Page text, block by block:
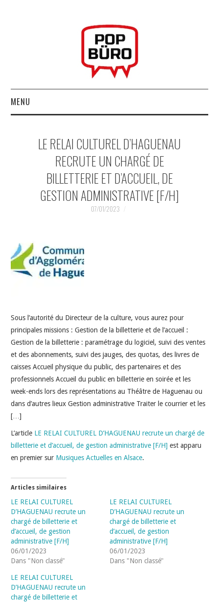
MENU
MUSIQUESACTUELLES.NET
GABBA GABBA HEY !
LES LABELS
DOKO
LE RELAI CULTUREL D’HAGUENAU
RECRUTE UN CHARGÉ DE
BILLETTERIE ET D’ACCUEIL, DE
GESTION ADMINISTRATIVE [F/H]
07/01/2023
Sous l’autorité du Directeur de la culture, vous aurez pour
principales missions : Gestion de la billetterie et de l’accueil :
Gestion de la billetterie : paramétrage du logiciel, suivi des ventes
et des abonnements, suivi des jauges, des quotas, des livres de
caisses Accueil physique du public, des partenaires et des
professionnels Accueil du public en billetterie en soirée et les
week-ends lors des représentations au Théâtre de Haguenau ou
dans d’autres lieux Gestion administrative Traiter le courrier et les
[…]
L’article LE RELAI CULTUREL D’HAGUENAU recrute un chargé de
billetterie et d’accueil, de gestion administrative [F/H] est apparu
en premier sur Musiques Actuelles en Alsace.
Articles similaires
LE RELAI CULTUREL
D’HAGUENAU recrute un
chargé de billetterie et
d’accueil, de gestion
administrative [F/H]
06/01/2023
Dans "Non classé"
LE RELAI CULTUREL
D’HAGUENAU recrute un
chargé de billetterie et
d’accueil, de gestion
administrative [F/H]
06/01/2023
Dans "Non classé"
LE RELAI CULTUREL
D’HAGUENAU recrute un
chargé de billetterie et